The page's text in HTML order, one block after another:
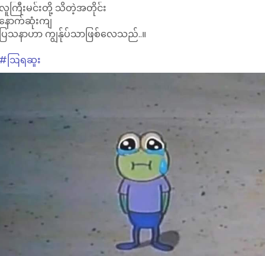
ကြီးမင်းတို့ သိတဲ့အတိုင်း
ောက်ဆုံးကျ
ြသနာဟာ ကျွန်ုပ်သာဖြစ်လေသည်..။
ဩရဆူး